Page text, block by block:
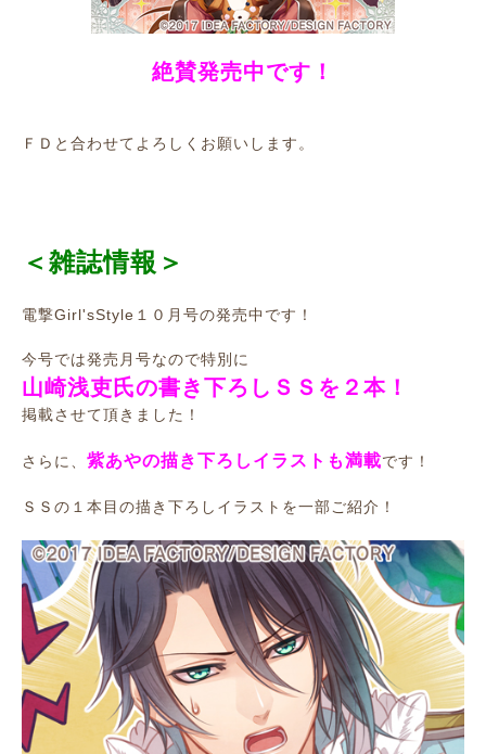
絶賛発売中です！
ＦＤと合わせてよろしくお願いします。
＜雑誌情報＞
電撃Girl'sStyle１０月号の発売中です！
今号では発売月号なので特別に
山崎浅吏氏の書き下ろしＳＳを２本！
掲載させて頂きました！
さらに、 紫あやの描き下ろしイラストも満載です！
ＳＳの１本目の描き下ろしイラストを一部ご紹介！